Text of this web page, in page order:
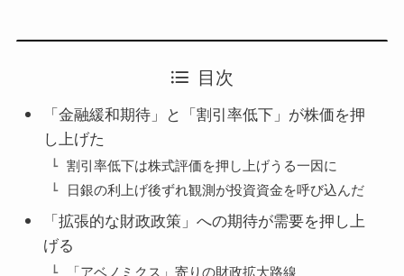
目次
「金融緩和期待」と「割引率低下」が株価を押
し上げた
割引率低下は株式評価を押し上げうる一因に
日銀の利上げ後ずれ観測が投資資金を呼び込んだ
「拡張的な財政政策」への期待が需要を押し上
げる
「アベノミクス」寄りの財政拡大路線